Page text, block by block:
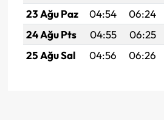
23 Ağu Paz
04:54 06:24
24 Ağu Pts
04:55 06:25
25 Ağu Sal
04:56 06:26